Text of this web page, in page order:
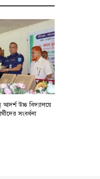
আদর্শ উচ্চ বিদ্যালয়ে
সংবর্ধনা